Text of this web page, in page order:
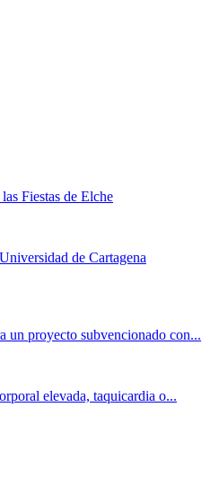
Fiestas de Elche
de Cartagena
un proyecto subvencionado con...
elevada, taquicardia o...